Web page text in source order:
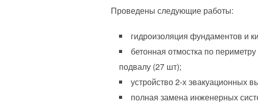
Проведены следующие работы:
гидроизоляция фундаментов и
бетонная отмостка по
подвалу (27 шт);
устройство 2-х эвакуационных
полная замена инженерных